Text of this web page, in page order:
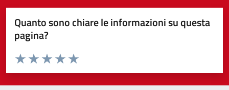
Quanto sono chiare le informazioni su questa
pagina?
Valuta da 1 a 5 stelle la pagina
Valuta 5 stelle su 5
Valuta 4 stelle su 5
Valuta 3 stelle su 5
Valuta 2 stelle su 5
Valuta 1 stelle su 5